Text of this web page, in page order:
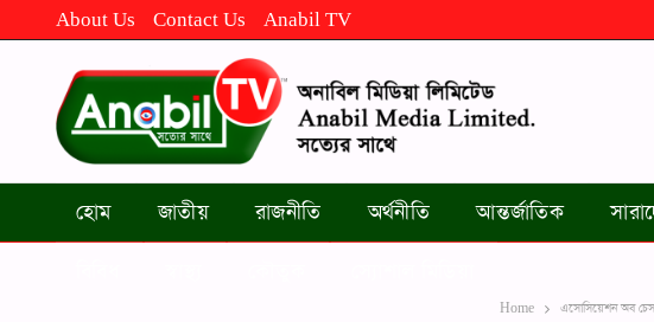
About Us Contact Us Anabil TV
হোম জাতীয় রাজনীতি অর্থনীতি আন্তর্জাতিক
Home এসোসিয়েশন অব চেস